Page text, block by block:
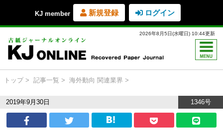
KJ member 新規登録 ログイン
2026年8月5日(水曜日) 10:44更新
トップ 記事一覧 海外動向 関連業界
2019年9月30日 1346号